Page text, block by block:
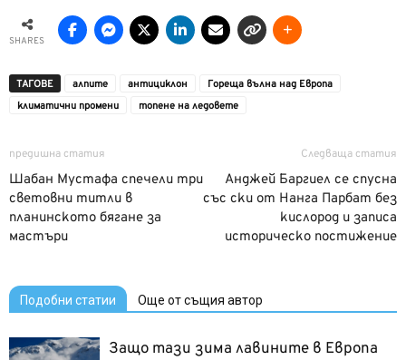
SHARES
ТАГОВЕ алпите антициклон
Гореща вълна над Европа
климатични промени
топене на ледовете
предишна статия
Шабан Мустафа спечели три
световни титли в
планинското бягане за
мастъри
Следваща статия
Анджей Баргиел се спусна
със ски от Нанга Парбат без
кислород и записа
историческо постижение
Подобни статии Още от същия автор
Защо тази зима лавините в Европа